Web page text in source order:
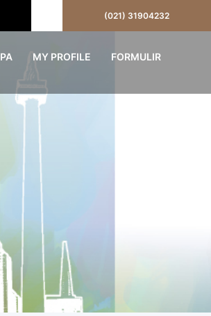
(021) 31904232
MY PROFILE FORMULIR